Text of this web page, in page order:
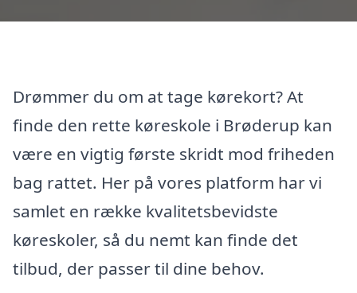
Drømmer du om at tage kørekort? At
finde den rette køreskole i Brøderup kan
være en vigtig første skridt mod friheden
bag rattet. Her på vores platform har vi
samlet en række kvalitetsbevidste
køreskoler, så du nemt kan finde det
tilbud, der passer til dine behov.